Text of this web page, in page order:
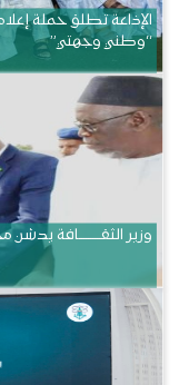
الإذاعة تطلق حملة
“وطني وجهتي”
وزير الثقــــــــــافة